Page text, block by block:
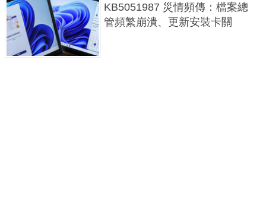
KB5051987 災情頻傳：檔案總
管頻繁崩潰、更新安裝卡關